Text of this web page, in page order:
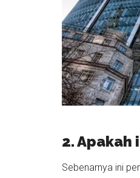
2. Apakah
Sebenarnya ini